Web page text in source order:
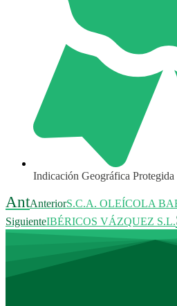
Indicación Geográfica Protegida
AntAnteriorS.C.A. OLEÍCOLA
SiguienteIBÉRICOS VÁZQUEZ S.L.